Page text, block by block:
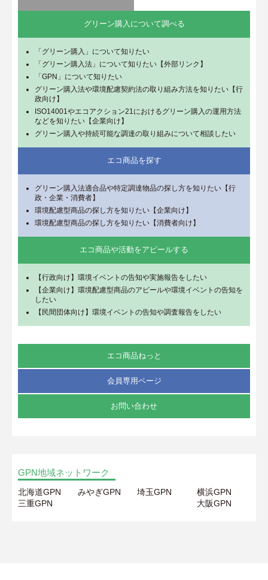
グリーン購入について調べる
「グリーン購入」について知りたい
「グリーン購入法」について知りたい【外部リンク】
「GPN」について知りたい
グリーン購入法や環境配慮契約法の取り組み方法を知りたい【行
政向け】
ISO14001やエコアクション21におけるグリーン購入の運用方法
などを知りたい【企業向け】
グリーン購入や持続可能な調達の取り組みについて相談したい
エコ商品を探す
グリーン購入法適合品や特定調達物品の探し方を知りたい【行
政・企業・消費者】
環境配慮型商品の探し方を知りたい【企業向け】
環境配慮型商品の探し方を知りたい【消費者向け】
エコ商品や活動をアピールする
【行政向け】環境イベントの告知や実施報告をしたい
【企業向け】環境配慮型商品のアピールや環境イベントの告知を
したい
【民間団体向け】環境イベントの告知や調査報告をしたい
エコ商品ねっと
会員専用ページ
お問い合わせ
GPN地域ネットワーク
北海道GPN みやぎGPN 埼玉GPN
横浜GPN
三重GPN
大阪GPN